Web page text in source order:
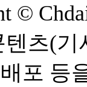
©
츠(
포 등